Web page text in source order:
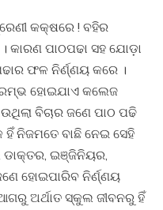
କକ୍ଷରେ ! ବହିର
କାରଣ ପାଠପଢା ସହ ଯୋଡ଼ା
ଫଳ ନିର୍ଣ୍ଣୟ କରେ ।
ହୋଇଯାଏ କଲେଜ
ବିଚାର ଜଣେ ପାଠ ପଢି
ହିଁ ନିଜମତେ ବାଛି ନେଇ ସେହି
ଡାକ୍ତର, ଇଞ୍ଜିନିୟର,
ହୋଇପାରିବ ନିର୍ଣ୍ଣୟ
ଅର୍ଥାତ ସ୍କୁଲ ଜୀବନରୁ ହିଁ